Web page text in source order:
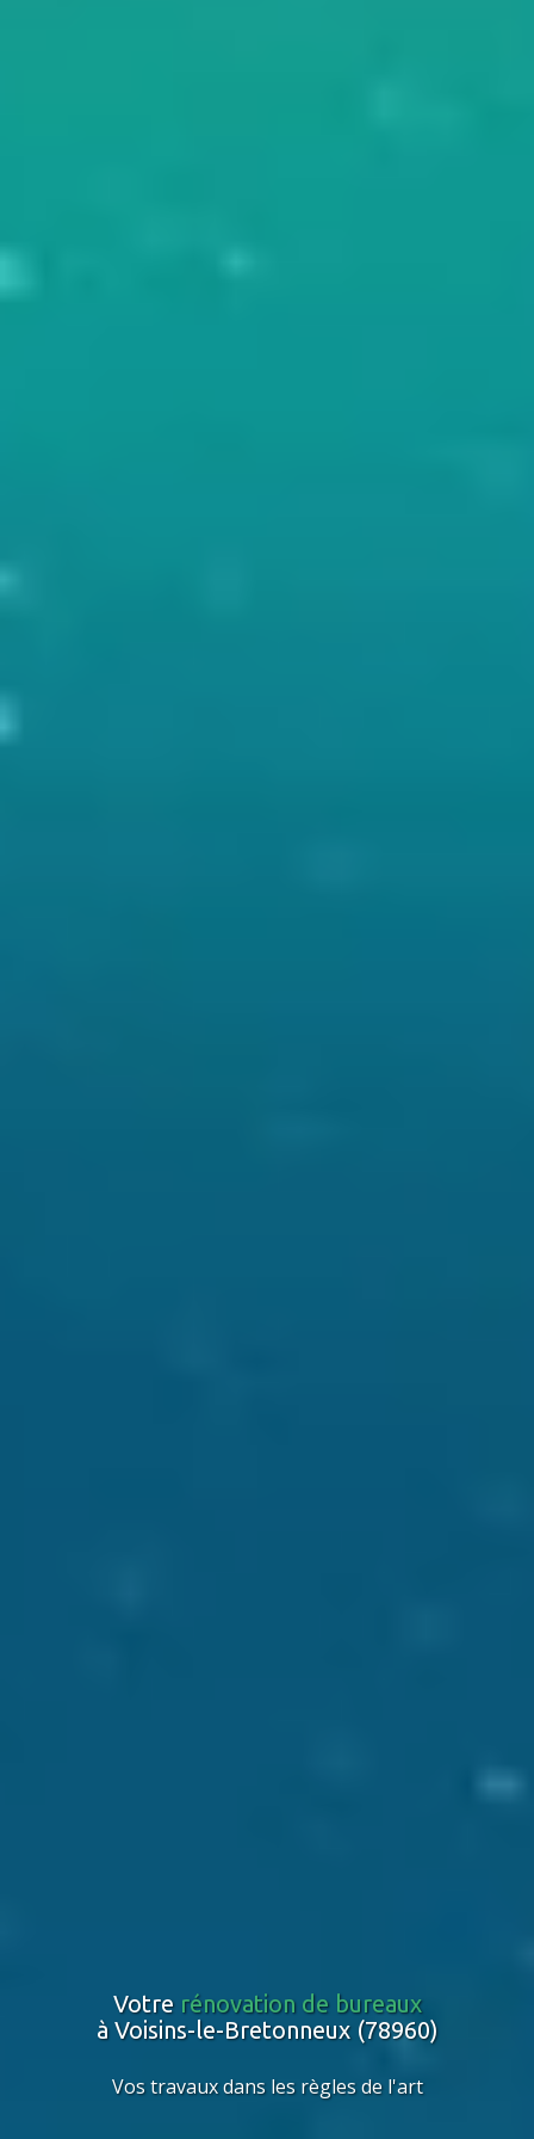
Votre rénovation de bureaux
à Voisins-le-Bretonneux (78960)
Vos travaux dans les règles de l'art